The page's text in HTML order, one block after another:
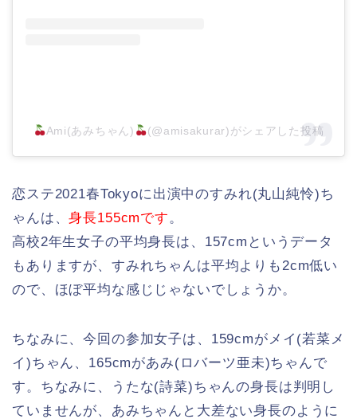
Ami(あみちゃん) (@amisakurar)がシェアした投稿
恋ステ2021春Tokyoに出演中のすみれ(丸山純怜)ち
ゃんは、身長155cmです 。
高校2年生女子の平均身長は、157cmというデータ
もありますが、すみれちゃんは平均よりも2cm低い
ので、ほぼ平均な感じじゃないでしょうか。
ちなみに、今回の参加女子は、159cmがメイ(若菜メ
イ)ちゃん、165cmがあみ(ロバーツ亜未)ちゃんで
す。ちなみに、うたな(詩菜)ちゃんの身長は判明し
ていませんが、あみちゃんと大差ない身長のように